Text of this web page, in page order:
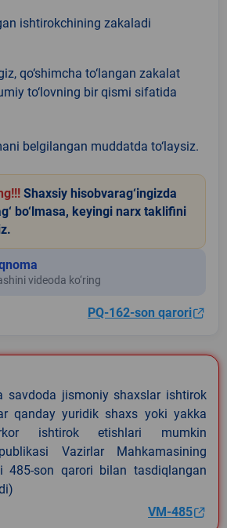
ishtirokchining zakaladi
qo‘shimcha to‘langan zakalat
to‘lovning bir qismi sifatida
belgilangan muddatda to‘laysiz.
Shaxsiy hisobvarag‘ingizda
bo‘lmasa, keyingi narx taklifini
videoda ko‘ring
PQ-162-son qarori
savdoda jismoniy shaxslar ishtirok
qanday yuridik shaxs yoki yakka
ishtirok etishlari mumkin
Vazirlar Mahkamasining
485-son qarori bilan tasdiqlangan
VM-485